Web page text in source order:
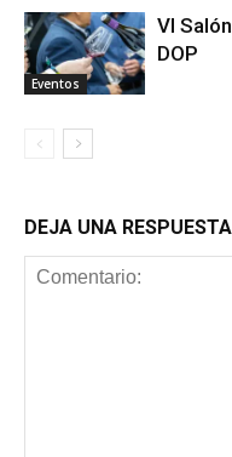
Eventos
VI
DOP
DEJA UNA RESPUESTA